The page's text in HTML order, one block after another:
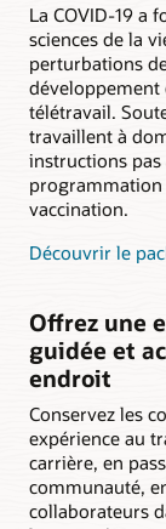
La COVID-19 a
sciences de la
perturbations
développement
télétravail.
travaillent à
instructions pas
programmation
vaccination.
Découvrir le
Offrez une
guidée et
endroit
Conservez les
expérience au
carrière, en
communauté,
collaborateurs